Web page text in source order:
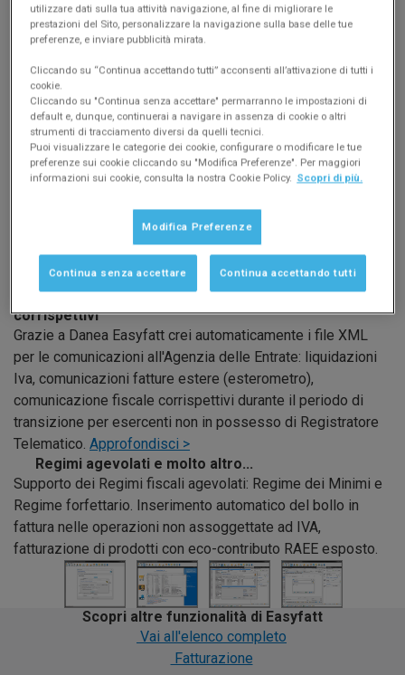
ENASARCO degli agenti di commercio.
Gestioni particolari dell'IVA
Easyfatt supporta e semplifica al massimo le gestioni
particolari dell'IVA come: reverse charge, split payment,
esigibilità differita o regime di IVA per cassa.
Registri Iva
Gestione dei registri IVA obbligatori: registro vendite,
registro acquisti e registro dei corrispettivi di vendita. Il
tutto completato dal prospetto di liquidazione IVA.
Con Easyfatt gestisci l'intero processo di compilazione,
firma digitale, invio al SdI, ricezione delle fatture fornitore e
conservazione digitale delle fatture elettroniche in modo
semplice e veloce. Approfondisci >
Liquidazioni Iva, esterometro, comunicazione
corrispettivi
Grazie a Danea Easyfatt crei automaticamente i file XML
per le comunicazioni all'Agenzia delle Entrate: liquidazioni
Iva, comunicazioni fatture estere (esterometro),
comunicazione fiscale corrispettivi durante il periodo di
transizione per esercenti non in possesso di Registratore
Telematico. Approfondisci >
Regimi agevolati e molto altro...
Supporto dei Regimi fiscali agevolati: Regime dei Minimi e
Regime forfettario. Inserimento automatico del bollo in
fattura nelle operazioni non assoggettate ad IVA,
fatturazione di prodotti con eco-contributo RAEE esposto.
Scopri altre funzionalità di Easyfatt
Vai all'elenco completo
Fatturazione
utilizzare dati sulla tua attività navigazione, al fine di migliorare le
prestazioni del Sito, personalizzare la navigazione sulla base delle tue
preferenze, e inviare pubblicità mirata.
Cliccando su “Continua accettando tutti” acconsenti all’attivazione di tutti i
cookie.
Cliccando su "Continua senza accettare" permarranno le impostazioni di
default e, dunque, continuerai a navigare in assenza di cookie o altri
strumenti di tracciamento diversi da quelli tecnici.
Puoi visualizzare le categorie dei cookie, configurare o modificare le tue
preferenze sui cookie cliccando su "Modifica Preferenze". Per maggiori
informazioni sui cookie, consulta la nostra Cookie Policy. Scopri di più.
Modifica Preferenze
Continua senza accettare Continua accettando tutti